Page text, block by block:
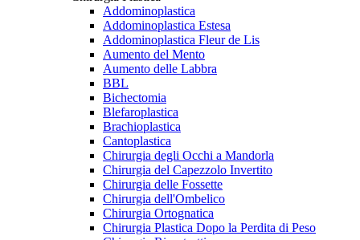
Addominoplastica
Addominoplastica Estesa
Addominoplastica Fleur de Lis
Aumento del Mento
Aumento delle Labbra
BBL
Bichectomia
Blefaroplastica
Brachioplastica
Cantoplastica
Chirurgia degli Occhi a Mandorla
Chirurgia del Capezzolo Invertito
Chirurgia delle Fossette
Chirurgia dell'Ombelico
Chirurgia Ortognatica
Chirurgia Plastica Dopo la Perdita di Peso